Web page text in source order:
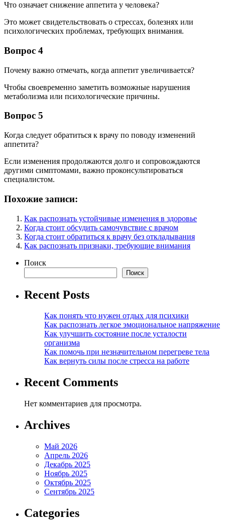
Что означает снижение аппетита у человека?
Это может свидетельствовать о стрессах, болезнях или
психологических проблемах, требующих внимания.
Вопрос 4
Почему важно отмечать, когда аппетит увеличивается?
Чтобы своевременно заметить возможные нарушения
метаболизма или психологические причины.
Вопрос 5
Когда следует обратиться к врачу по поводу изменений
аппетита?
Если изменения продолжаются долго и сопровождаются
другими симптомами, важно проконсультироваться
специалистом.
Похожие записи:
Как распознать устойчивые изменения в здоровье
Когда стоит обсудить самочувствие с врачом
Когда стоит обратиться к врачу без откладывания
Как распознать признаки, требующие внимания
Поиск
Поиск
Recent Posts
Как понять что нужен отдых для психики
Как распознать легкое эмоциональное напряжение
Как улучшить состояние после усталости
организма
Как помочь при незначительном перегреве тела
Как вернуть силы после стресса на работе
Recent Comments
Нет комментариев для просмотра.
Archives
Май 2026
Апрель 2026
Декабрь 2025
Ноябрь 2025
Октябрь 2025
Сентябрь 2025
Categories